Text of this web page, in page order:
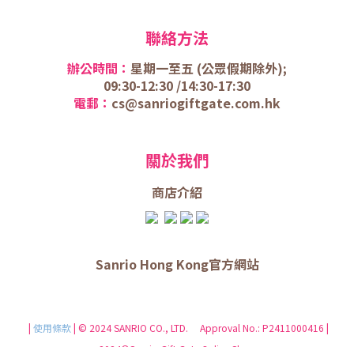
聯絡方法
辦公時間： 星期一至五 (公眾假期除外);
09:30-12:30 /14:30-17:30
電郵： cs@sanriogiftgate.com.hk
關於我們
商店介紹
Sanrio Hong Kong官方網站
| 使用條款| © 2024 SANRIO CO., LTD. Approval No.: P2411000416 |